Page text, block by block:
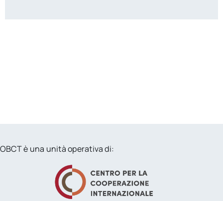
OBCT è una unità operativa di: